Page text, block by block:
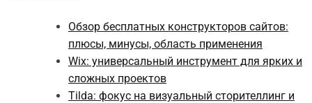
Обзор бесплатных конструкторов сайтов:
плюсы, минусы, область применения
Wix: универсальный инструмент для ярких и
сложных проектов
Tilda: фокус на визуальный сторителлинг и